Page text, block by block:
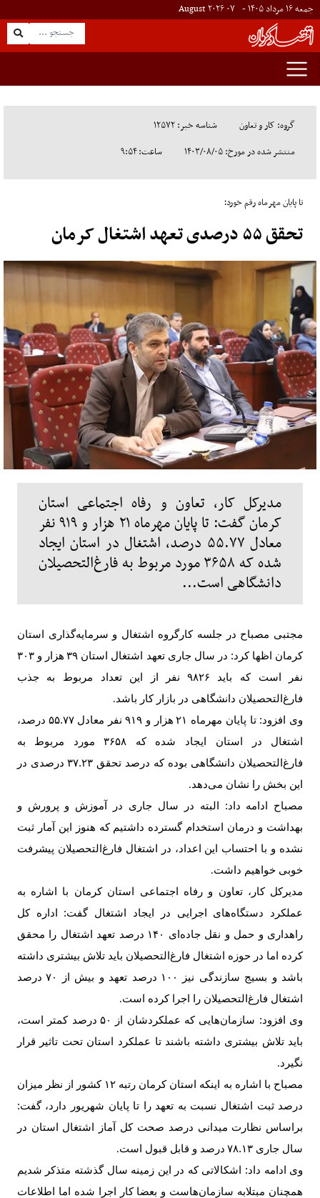
جمعه ۱۶ مرداد ۱۴۰۵ - ۰۷۲۰۲۶
گروه: کار و تعاون
شناسه خبر: ۱۲۵۷۲
منتشر شده در مورخ: ۱۴۰۳/۰۸/۰۵
ساعت: ۹:۵۴
تا پایان مهرماه رقم خورد؛
تحقق ۵۵ درصدی تعهد اشتغال کرمان
مدیرکل کار، تعاون و رفاه اجتماعی استان
کرمان گفت: تا پایان مهرماه ۲۱ هزار و ۹۱۹ نفر
معادل ۵۵.۷۷ درصد، اشتغال در استان ایجاد
شده که ۳۶۵۸ مورد مربوط به فارغ‌التحصیلان
دانشگاهی است...
مجتبی مصباح در جلسه کارگروه اشتغال و سرمایه‌گذاری استان
کرمان اظها کرد: در سال جاری تعهد اشتغال استان ۳۹ هزار و۳۰۳
نفر است که باید ۹۸۲۶
نفر از این تعداد مربوط به جذب
فارغ‌التحصیلان دانشگاهی در بازار کار باشد.
وی افزود: تا پایان مهرماه ۲۱ هزار و ۹۱۹ نفر معادل۵۵.۷۷ درصد،
اشتغال در استان ایجاد شده که ۳۶۵۸
مورد مربوط به
فارغ‌التحصیلان دانشگاهی بوده که درصد تحقق۳۷.۲۳ درصدی در
این بخش را نشان می‌دهد.
مصباح ادامه داد: البته در سال جاری در آموزش و پرورش و
بهداشت و درمان استخدام گسترده داشتیم که هنوز این آمار ثبت
نشده و با احتساب این اعداد، در اشتغال فارغ‌التحصیلان پیشرفت
خوبی خواهیم داشت.
مدیرکل کار، تعاون و رفاه اجتماعی استان کرمان با اشاره به
عملکرد دستگاه‌های اجرایی در ایجاد اشتغال گفت: اداره کل
راهداری و حمل و نقل جاده‌ای
۱۴۰ درصد تعهد اشتغال را محقق
کرده اما در حوزه اشتغال فارغ‌التحصیلان باید تلاش بیشتری داشته
باشد و بسیج سازندگی نیز
۱۰۰ درصد تعهد و بیش از ۷۰ درصد
اشتغال فارغ‌التحصیلان را اجرا کرده است.
وی افزود: سازمان‌هایی که عملکردشان از ۵۰ درصد کمتر است،
باید تلاش بیشتری داشته باشند تا عملکرد استان تحت تاثیر قرار
نگیرد.
مصباح با اشاره به اینکه استان کرمان رتبه۱۲ کشور از نظر میزان
درصد ثبت اشتغال نسبت به تعهد را تا پایان شهریور دارد، گفت:
براساس نظارت میدانی درصد صحت کل آماز اشتغال استان در
سال جاری ۷۸.۱۳ درصد و قابل قبول است.
وی ادامه داد: اشکالاتی که در این زمینه سال گذشته متذکر شدیم
همچنان مبتلابه سازمان‌هاست و بعضا کار اجرا شده اما اطلاعات